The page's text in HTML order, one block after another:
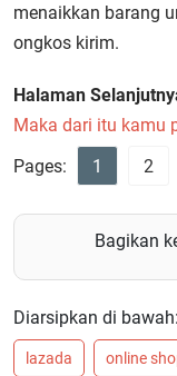
menaikkan barang
ongkos kirim.
Halaman
Maka dari itu kamu
Pages:
1 2
Bagikan
Diarsipkan di bawah:
lazada online